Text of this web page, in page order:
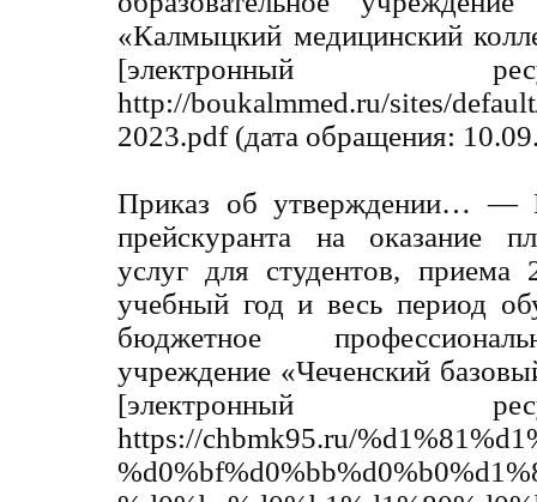
«Калмыцкий медицинский
[электронный
http://boukalmmed.ru/sites/
2023.pdf (дата обращения:
Приказ об утверждении… —
прейскуранта на оказание
услуг для студентов, приема
учебный год и весь период
бюджетное
учреждение «Чеченский
[электронный
https://chbmk95.ru/